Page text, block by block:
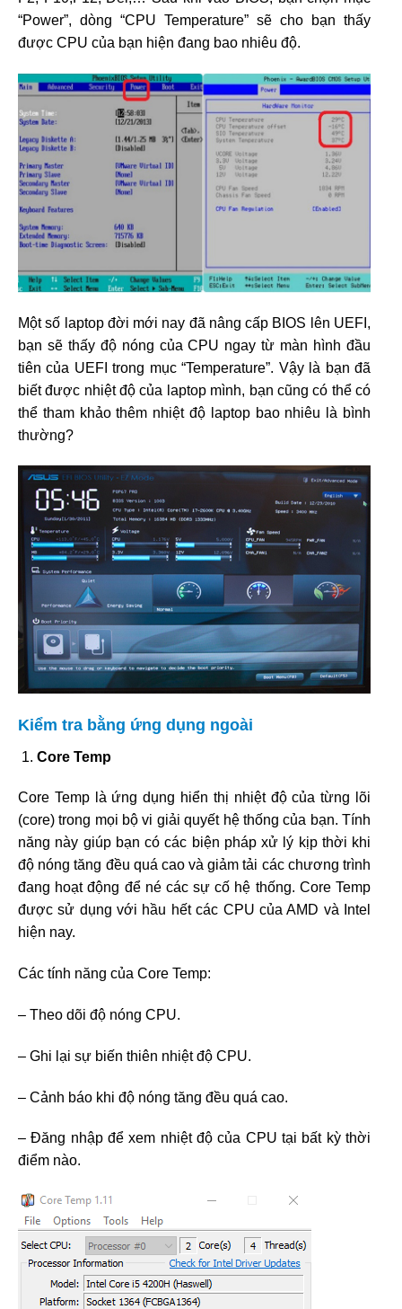
“Power”, dòng “CPU Temperature” sẽ cho bạn thấy
được CPU của bạn hiện đang bao nhiêu độ.
Một số laptop đời mới nay đã nâng cấp BIOS lên UEFI,
bạn sẽ thấy độ nóng của CPU ngay từ màn hình đầu
tiên của UEFI trong mục “Temperature”. Vậy là bạn đã
biết được nhiệt độ của laptop mình, bạn cũng có thể có
thể tham khảo thêm nhiệt độ laptop bao nhiêu là bình
thường?
Kiểm tra bằng ứng dụng ngoài
Core Temp
Core Temp là ứng dụng hiển thị nhiệt độ của từng lõi
(core) trong mọi bộ vi giải quyết hệ thống của bạn. Tính
năng này giúp bạn có các biện pháp xử lý kịp thời khi
độ nóng tăng đều quá cao và giảm tải các chương trình
đang hoạt động để né các sự cố hệ thống. Core Temp
được sử dụng với hầu hết các CPU của AMD và Intel
hiện nay.
Các tính năng của Core Temp:
– Theo dõi độ nóng CPU.
– Ghi lại sự biến thiên nhiệt độ CPU.
– Cảnh báo khi độ nóng tăng đều quá cao.
– Đăng nhập để xem nhiệt độ của CPU tại bất kỳ thời
điểm nào.